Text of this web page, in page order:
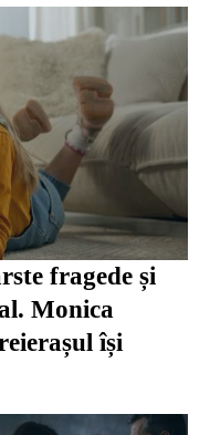
fragede și
Monica
își